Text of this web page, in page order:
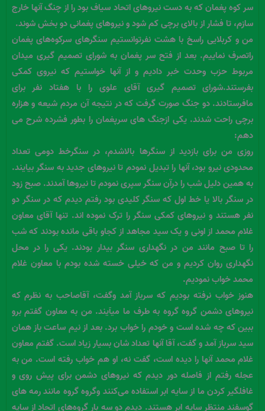
سر کوه پغمان که به دست نیروهای اتحاد سیاف بود را از چنگ آنها خارج
سازم، تا فشار از بالای برچی کم شود و نیروهای پغمانی دو بخش شوند.
من و کربلایی راسخ با هشت نفرتوانستیم سنگرهای سرکوه‌های پغمان
راتصرف نماییم. بعد از فتح سر پغمان به شورای تصمیم گیری میدان
مربوط حزب وحدت خبر دادیم و از آنها خواستیم که نیروی کمکی
بفرستند.شورای تصمیم گیری آقای علوی را با هفتاد نفر برای
مافرستادند. دو جنگ صورت گرفت که در نتیجه آن مردم شیعه و هزاره
برچی راحت شدند. یکی ازجنگ های سرپغمان را بطور فشرده شرح می
دهم:
روزی من برای بازدید از سنگرها بالاشدم، در سنگرخط دومی تعداد
محدودی نیرو بود، آنها را تبدیل نمودم تا نیروهای جدید به سنگر بیایند.
به همین دلیل شب را درآن سنگر سپری نمودم تا نیروها آمدند. صبح زود
در سنگر بالا یا خط اول که سنگر کلیدی بود رفتم دیدم که در سنگر دو
نفر هستند و نیروهای کمکی سنگر را ترک نموده اند. تنها آقای معاون
غلام محمد از اونی و یک سید مجاهد از کجاو باقی مانده بودند که شب
را تا صبح مانند من در نگهداری سنگر بیدار بودند. یکی را در محل
نگهداری روان کردیم و من که خیلی خسته شده بودم با معاون غلام
محمد خواب نمودیم.
هنوز خواب نرفته بودیم که سرباز آمد وگفت، آقاصاحب به نظرم که
نیروهای دشمن گروه گروه به طرف ما میآیند. من به معاون گفتم برو
ببین که چه شده است و خودم را خواب برد. بعد از نیم ساعت باز همان
سید سرباز آمد و گفت، آقا آنها تعداد شان بسیار زیاد است. گفتم معاون
غلام محمد آنها را دیده است، گفت نه، او هم خواب رفته است. من به
عجله رفتم از فاصله دور دیدم که نیروهای دشمن برای پیش روی و
غافلگیر کردن ما از سایه ابر استفاده می‌کنند وگروه گروه مانند رمه های
گوسفند منتظر سایه ابر هستند. دیدم دو سه بار گروه‌های اتحاد از سایه